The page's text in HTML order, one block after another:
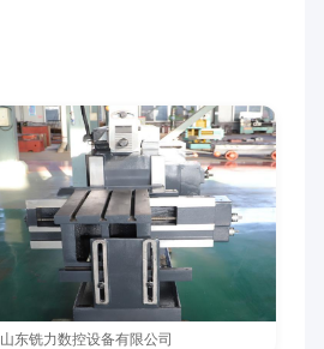
山东铣力数控设备有限公司